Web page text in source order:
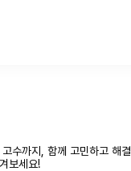
고수까지, 함께 고민하고 해
보세요!